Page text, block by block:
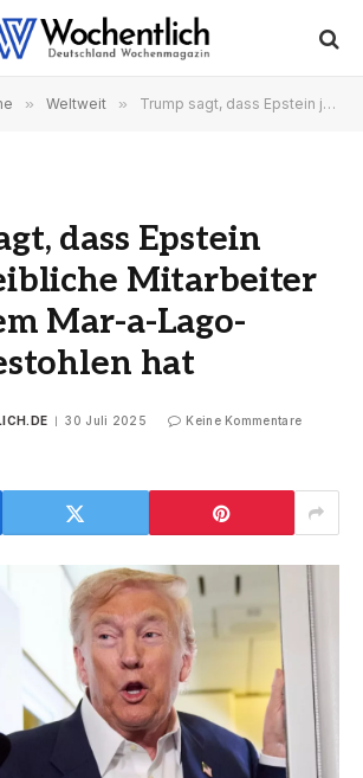
» Weltweit » Trump sagt, dass Epstein junge weibliche Mitarbeiter aus seinem Mar-a-Lago-Resort gestohlen hat
dass Epstein
Mitarbeiter
Mar-a-Lago-
hat
30 Juli 2025 Keine Kommentare